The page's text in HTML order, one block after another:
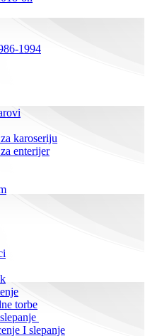
1994
karoseriju
enterijer
torbe
I slepanje